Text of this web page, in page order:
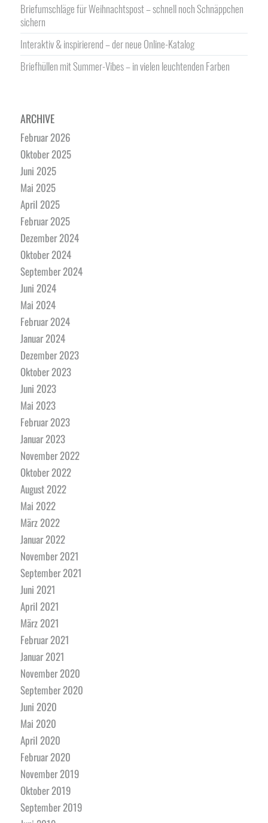
Briefumschläge für Weihnachtspost – schnell noch Schnäppchen
sichern
Interaktiv & inspirierend – der neue Online-Katalog
Briefhüllen mit Summer-Vibes – in vielen leuchtenden Farben
ARCHIVE
Februar 2026
Oktober 2025
Juni 2025
Mai 2025
April 2025
Februar 2025
Dezember 2024
Oktober 2024
September 2024
Juni 2024
Mai 2024
Februar 2024
Januar 2024
Dezember 2023
Oktober 2023
Juni 2023
Mai 2023
Februar 2023
Januar 2023
November 2022
Oktober 2022
August 2022
Mai 2022
März 2022
Januar 2022
November 2021
September 2021
Juni 2021
April 2021
März 2021
Februar 2021
Januar 2021
November 2020
September 2020
Juni 2020
Mai 2020
April 2020
Februar 2020
November 2019
Oktober 2019
September 2019